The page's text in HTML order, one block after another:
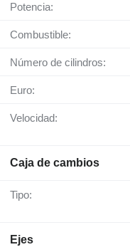
Potencia:
Combustible:
Número de cilindros:
Euro:
Velocidad:
Caja de cambios
Tipo:
Ejes